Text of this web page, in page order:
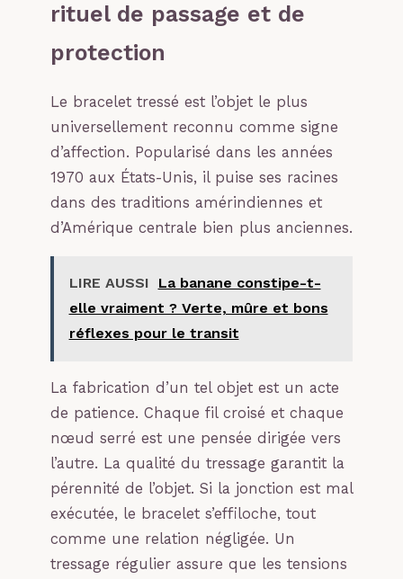
rituel de passage et de
protection
Le bracelet tressé est l’objet le plus
universellement reconnu comme signe
d’affection. Popularisé dans les années
1970 aux États-Unis, il puise ses racines
dans des traditions amérindiennes et
d’Amérique centrale bien plus anciennes.
LIRE AUSSI
La banane constipe-t-
elle vraiment ? Verte, mûre et bons
réflexes pour le transit
La fabrication d’un tel objet est un acte
de patience. Chaque fil croisé et chaque
nœud serré est une pensée dirigée vers
l’autre. La qualité du tressage garantit la
pérennité de l’objet. Si la jonction est mal
exécutée, le bracelet s’effiloche, tout
comme une relation négligée. Un
tressage régulier assure que les tensions